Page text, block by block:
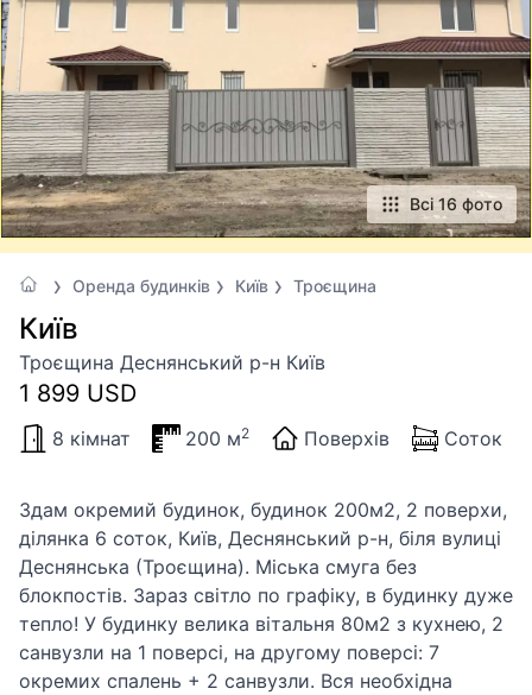
Всі 16 фото
Оренда будинків Київ Троєщина
Київ
Троєщина Деснянський р-н Київ
1 899 USD
8 кімнат 200 м2 Поверхів Соток
Здам окремий будинок, будинок 200м2, 2 поверхи,
ділянка 6 соток, Київ, Деснянський р-н, біля вулиці
Деснянська (Троєщина). Міська смуга без
блокпостів. Зараз світло по графіку, в будинку дуже
тепло! У будинку велика вітальня 80м2 з кухнею, 2
санвузли на 1 поверсі, на другому поверсі: 7
окремих спалень + 2 санвузли. Вся необхідна